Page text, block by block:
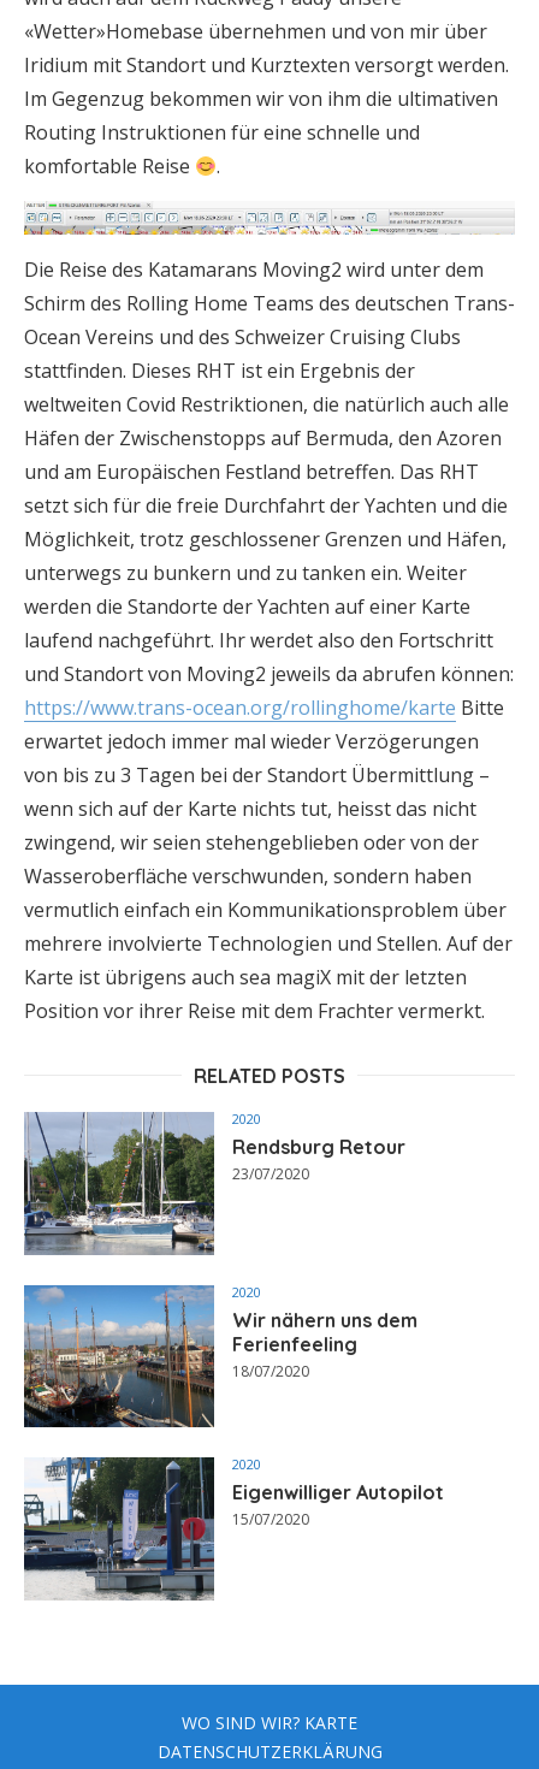
«Wetter»Homebase übernehmen und von mir über
Iridium mit Standort und Kurztexten versorgt werden.
Im Gegenzug bekommen wir von ihm die ultimativen
Routing Instruktionen für eine schnelle und
komfortable Reise
.
Die Reise des Katamarans Moving2 wird unter dem
Schirm des Rolling Home Teams des deutschen Trans-
Ocean Vereins und des Schweizer Cruising Clubs
stattfinden. Dieses RHT ist ein Ergebnis der
weltweiten Covid Restriktionen, die natürlich auch alle
Häfen der Zwischenstopps auf Bermuda, den Azoren
und am Europäischen Festland betreffen. Das RHT
setzt sich für die freie Durchfahrt der Yachten und die
Möglichkeit, trotz geschlossener Grenzen und Häfen,
unterwegs zu bunkern und zu tanken ein. Weiter
werden die Standorte der Yachten auf einer Karte
laufend nachgeführt. Ihr werdet also den Fortschritt
und Standort von Moving2 jeweils da abrufen können:
https://www.trans-ocean.org/rollinghome/karte Bitte
erwartet jedoch immer mal wieder Verzögerungen
von bis zu 3 Tagen bei der Standort Übermittlung –
wenn sich auf der Karte nichts tut, heisst das nicht
zwingend, wir seien stehengeblieben oder von der
Wasseroberfläche verschwunden, sondern haben
vermutlich einfach ein Kommunikationsproblem über
mehrere involvierte Technologien und Stellen. Auf der
Karte ist übrigens auch sea magiX mit der letzten
Position vor ihrer Reise mit dem Frachter vermerkt.
RELATED POSTS
2020
Rendsburg Retour
23/07/2020
2020
Wir nähern uns dem
Ferienfeeling
18/07/2020
2020
Eigenwilliger Autopilot
15/07/2020
WO SIND WIR? KARTE
DATENSCHUTZERKLÄRUNG